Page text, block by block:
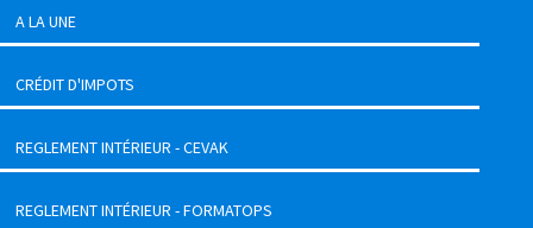
A LA UNE
CRÉDIT D'IMPOTS
REGLEMENT INTÉRIEUR - CEVAK
REGLEMENT INTÉRIEUR - FORMATOPS